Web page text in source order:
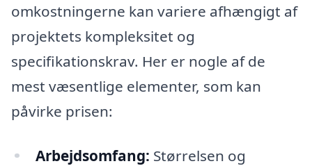
omkostningerne kan variere afhængigt af
projektets kompleksitet og
specifikationskrav. Her er nogle af de
mest væsentlige elementer, som kan
påvirke prisen:
Arbejdsomfang: Størrelsen og